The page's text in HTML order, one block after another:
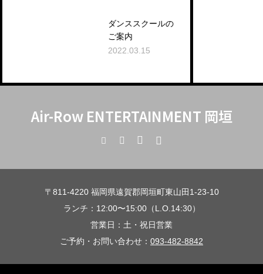
ダンススクールの
Air-Row ENTERTAINMENT 岡垣
〒811-4220 福岡県遠賀郡岡垣町東山田1-23-10
ランチ：12:00〜15:00（L.O.14:30）
営業日：土・祝日営業
ご予約・お問い合わせ： 093-482-8842